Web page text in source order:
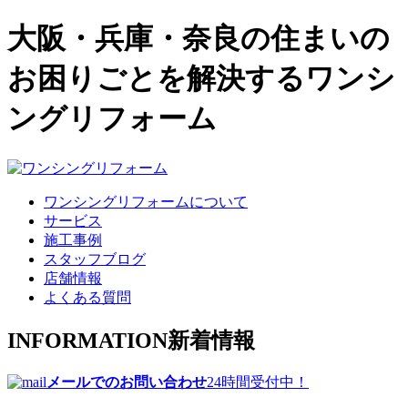
大阪・兵庫・奈良の住まいの
お困りごとを解決するワンシ
ングリフォーム
ワンシングリフォームについて
サービス
施工事例
スタッフブログ
店舗情報
よくある質問
INFORMATION新着情報
メールでのお問い合わせ24時間受付中！